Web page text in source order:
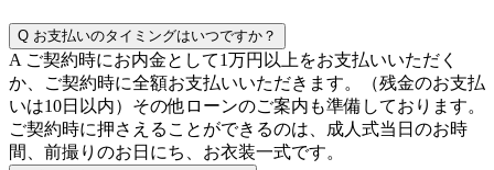
Q お支払いのタイミングはいつですか？
A ご契約時にお内金として1万円以上をお支払いいただく
か、ご契約時に全額お支払いいただきます。（残金のお支払
いは10日以内）その他ローンのご案内も準備しております。
ご契約時に押さえることができるのは、成人式当日のお時
間、前撮りのお日にち、お衣装一式です。